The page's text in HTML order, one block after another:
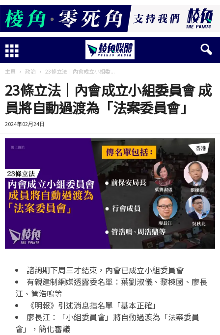
主頁 政治 23條立法｜內會成立小組委...
23條立法｜內會成立小組委員會 成
員將自動過渡為「法案委員會」
2024年02月24日
諮詢期下周三才結束，內會已成立小組委員會
有親建制網媒透露委名單：葉劉淑儀、黎棟國、廖長
江、管浩鳴等
《明報》引述消息指名單「基本正確」
廖長江：「小組委員會」將自動過渡為「法案委員
會」，簡化審議